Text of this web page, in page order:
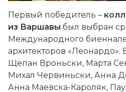
Первый победитель –
из Варшавы был выбран
Международного
архитекторов
Щепан Вроньски, Марта
Михал Червиньски, Анна
Анна Маевска-Кароляк,